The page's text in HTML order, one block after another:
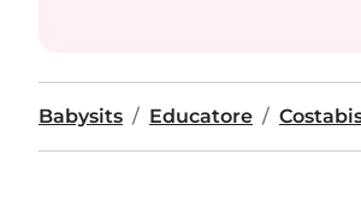
Babysits Educatore